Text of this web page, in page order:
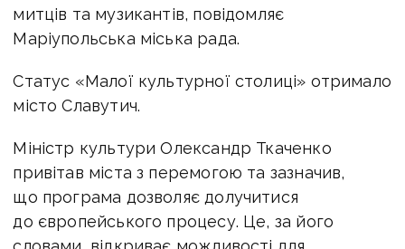
митців та музикантів, повідомляє
Маріупольська міська рада.
Статус «Малої культурної столиці» отримало
місто Славутич.
Міністр культури Олександр Ткаченко
привітав міста з перемогою та зазначив,
що програма дозволяє долучитися
до європейського процесу. Це, за його